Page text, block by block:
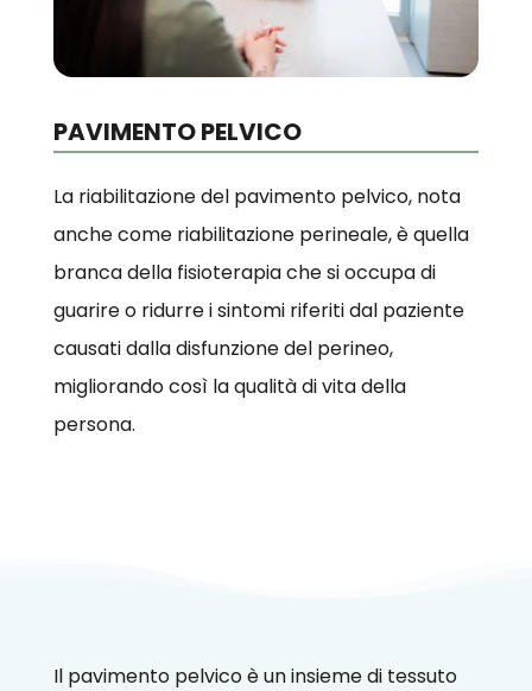
PAVIMENTO PELVICO
La riabilitazione del pavimento pelvico, nota
anche come riabilitazione perineale, è quella
branca della fisioterapia che si occupa di
guarire o ridurre i sintomi riferiti dal paziente
causati dalla disfunzione del perineo,
migliorando così la qualità di vita della
persona.
Il pavimento pelvico è un insieme di tessuto